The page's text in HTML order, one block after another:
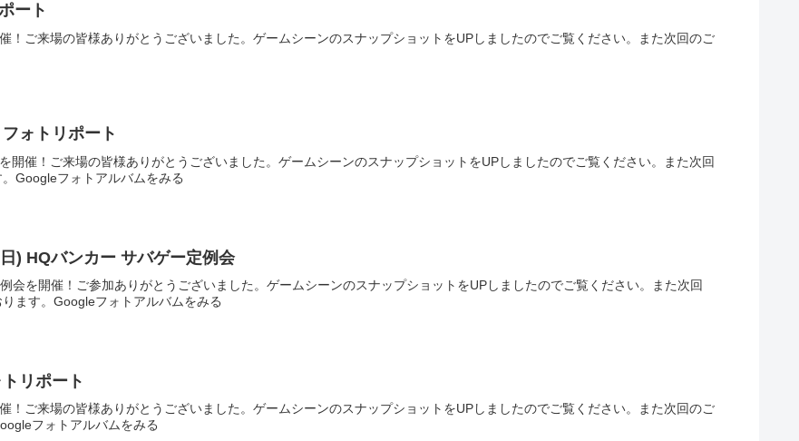
ート
！ご来場の皆様ありがとうございました。ゲームシーンのスナップショットをUPしましたのでご覧ください。また次回のご
ォトリポート
開催！ご来場の皆様ありがとうございました。ゲームシーンのスナップショットをUPしましたのでご覧ください。また次回
Googleフォトアルバムをみる
) HQバンカー サバゲー定例会
会を開催！ご参加ありがとうございました。ゲームシーンのスナップショットをUPしましたのでご覧ください。また次回
ます。Googleフォトアルバムをみる
リポート
！ご来場の皆様ありがとうございました。ゲームシーンのスナップショットをUPしましたのでご覧ください。また次回のご
フォトアルバムをみる